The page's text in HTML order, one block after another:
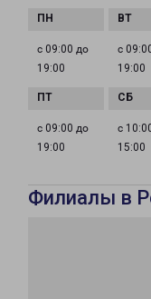
с 09:00 до
19:00
с
19:00
с 09:00 до
19:00
с
15:00
Филиалы в